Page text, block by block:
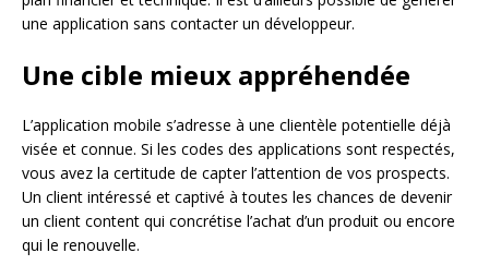
une application sans contacter un développeur.
Une cible mieux appréhendée
L’application mobile s’adresse à une clientèle potentielle déjà
visée et connue. Si les codes des applications sont respectés,
vous avez la certitude de capter l’attention de vos prospects.
Un client intéressé et captivé à toutes les chances de devenir
un client content qui concrétise l’achat d’un produit ou encore
qui le renouvelle.